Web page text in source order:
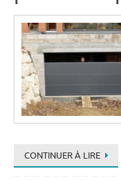
CONTINUER À LIRE